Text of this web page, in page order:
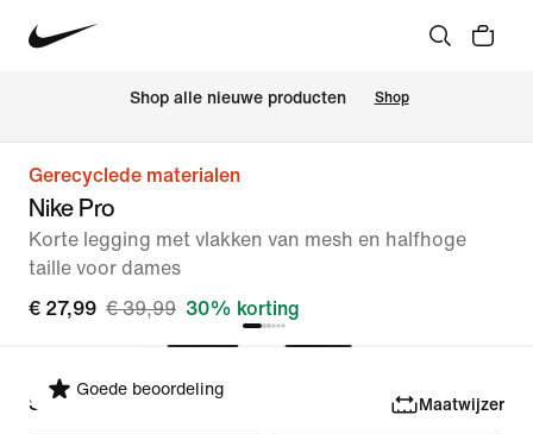
Shop alle nieuwe producten Shop
Gerecyclede materialen
Nike Pro
Korte legging met vlakken van mesh en halfhoge
taille voor dames
€ 27,99 € 39,99 30% korting
Goede beoordeling
Selecteer maat Maatwijzer